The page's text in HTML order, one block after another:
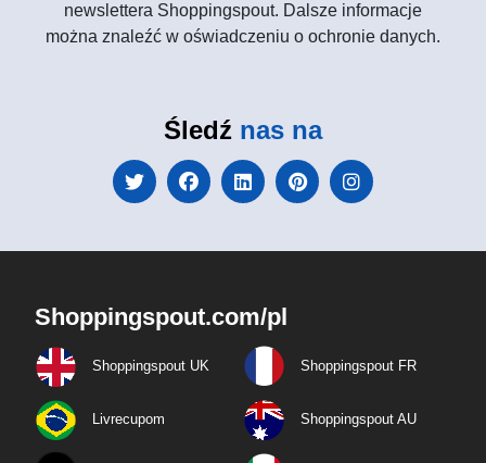
newslettera Shoppingspout. Dalsze informacje
można znaleźć w oświadczeniu o ochronie danych.
Śledź nas na
Shoppingspout.com/pl
Shoppingspout UK Shoppingspout FR
Livrecupom Shoppingspout AU